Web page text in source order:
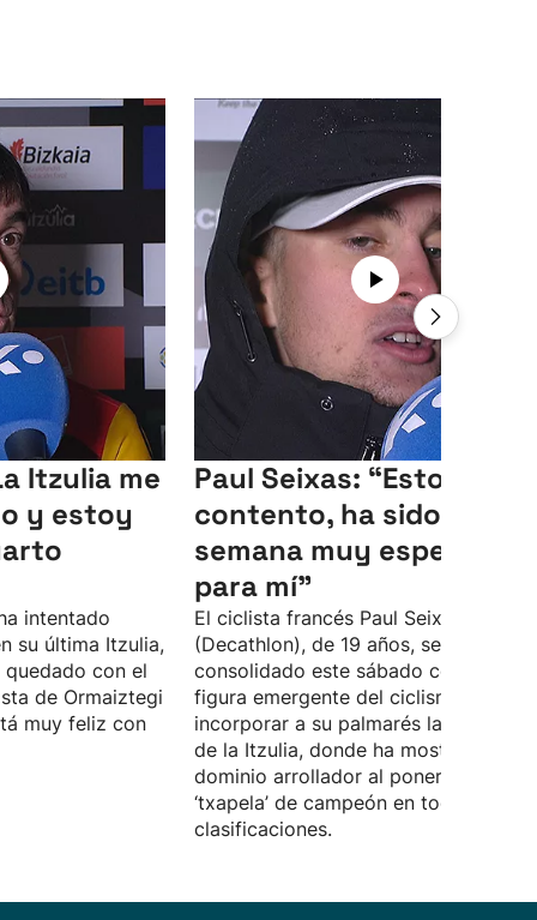
Itzulia me
y estoy
intentado
su última Itzulia,
con el
de Ormaiztegi
muy feliz con
Paul Seixas: “Estoy muy
contento, ha sido una
semana muy especial
para mí"
El ciclista francés Paul Seixas
(Decathlon), de 19 años, se ha
consolidado este sábado como la
figura emergente del ciclismo al
incorporar a su palmarés la 65
de la Itzulia, donde ha mostrado un
dominio arrollador al ponerse la
‘txapela’ de campeón en todas las
clasificaciones.